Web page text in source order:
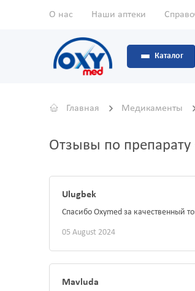
О нас Наши аптеки
Каталог
Главная Медикаменты
Отзывы по
Ulugbek
Спасибо Oxymed за качественный
05 August 2024
Mavluda